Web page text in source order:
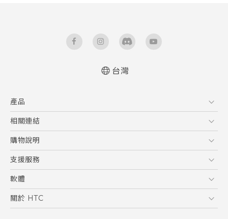
台灣
產品
5G
智慧型手機
配件
相關連結
HTC Research
購物說明
購物須知
訂單管理
付款方式
支援服務
到府收送維修服務
服務中心資訊
客戶服務佈告欄
軟體
應用程式
關於 HTC